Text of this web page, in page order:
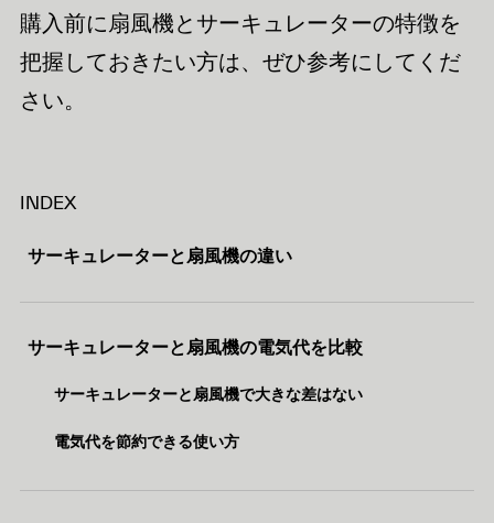
購入前に扇風機とサーキュレーターの特徴を
把握しておきたい方は、ぜひ参考にしてくだ
さい。
INDEX
サーキュレーターと扇風機の違い
サーキュレーターと扇風機の電気代を比較
サーキュレーターと扇風機で大きな差はない
電気代を節約できる使い方